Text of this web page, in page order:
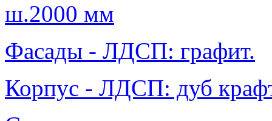
ш.2000 мм
Фасады - ЛДСП: графит.
Корпус - ЛДСП: дуб